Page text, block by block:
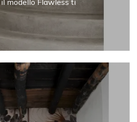
modello Flawless ti